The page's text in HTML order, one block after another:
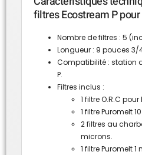
filtres Ecostream P
Nombre de filtres : 5
Longueur : 9 pouces 3/
Compatibilité : station
P.
Filtres inclus :
1 filtre O.R.C
1 filtre Puromelt
2 filtres au
microns.
1 filtre Puromelt 1